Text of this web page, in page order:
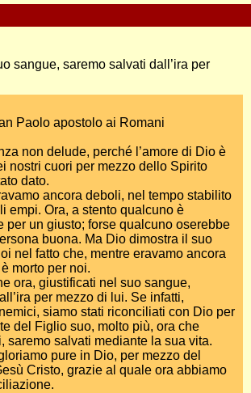
sangue, saremo salvati dall’ira per
Paolo apostolo ai Romani
non delude, perché l’amore di Dio è
nostri cuori per mezzo dello Spirito
dato.
ancora deboli, nel tempo stabilito
empi. Ora, a stento qualcuno è
per un giusto; forse qualcuno oserebbe
buona. Ma Dio dimostra il suo
nel fatto che, mentre eravamo ancora
morto per noi.
ora, giustificati nel suo sangue,
per mezzo di lui. Se infatti,
siamo stati riconciliati con Dio per
del Figlio suo, molto più, ora che
saremo salvati mediante la sua vita.
pure in Dio, per mezzo del
Cristo, grazie al quale ora abbiamo